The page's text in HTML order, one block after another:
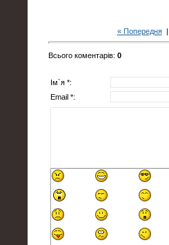
« Попередня|
Всього коментарів: 0
Ім`я *:
Email *: